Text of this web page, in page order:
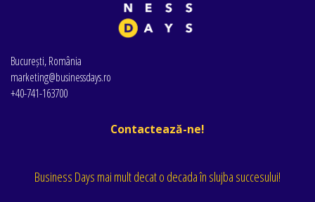
București, România
marketing@businessdays.ro
+40-741-163700
Contactează-ne!
Business Days mai mult decat o decada în slujba succesului!